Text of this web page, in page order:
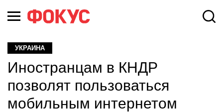
УКРАИНА
Иностранцам в КНДР
позволят пользоваться
мобильным интернетом